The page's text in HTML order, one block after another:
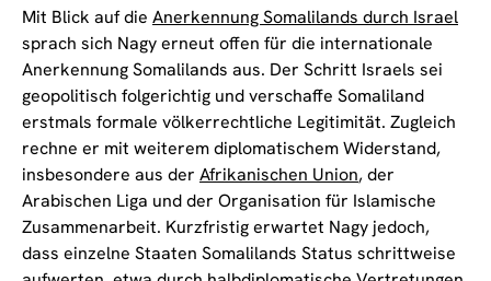
Mit Blick auf die Anerkennung Somalilands durch Israel
sprach sich Nagy erneut offen für die internationale
Anerkennung Somalilands aus. Der Schritt Israels sei
geopolitisch folgerichtig und verschaffe Somaliland
erstmals formale völkerrechtliche Legitimität. Zugleich
rechne er mit weiterem diplomatischem Widerstand,
insbesondere aus der Afrikanischen Union, der
Arabischen Liga und der Organisation für Islamische
Zusammenarbeit. Kurzfristig erwartet Nagy jedoch,
dass einzelne Staaten Somalilands Status schrittweise